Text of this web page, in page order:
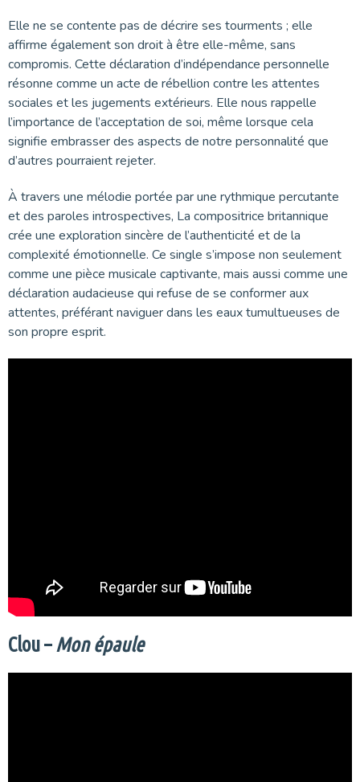
Elle ne se contente pas de décrire ses tourments ; elle
affirme également son droit à être elle-même, sans
compromis. Cette déclaration d’indépendance personnelle
résonne comme un acte de rébellion contre les attentes
sociales et les jugements extérieurs. Elle nous rappelle
l’importance de l’acceptation de soi, même lorsque cela
signifie embrasser des aspects de notre personnalité que
d’autres pourraient rejeter.
À travers une mélodie portée par une rythmique percutante
et des paroles introspectives, La compositrice britannique
crée une exploration sincère de l’authenticité et de la
complexité émotionnelle. Ce single s’impose non seulement
comme une pièce musicale captivante, mais aussi comme une
déclaration audacieuse qui refuse de se conformer aux
attentes, préférant naviguer dans les eaux tumultueuses de
son propre esprit.
Clou – Mon épaule